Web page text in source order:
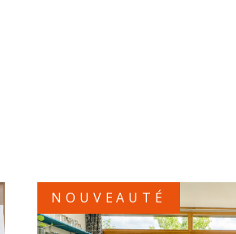
NOUVEAUTÉ